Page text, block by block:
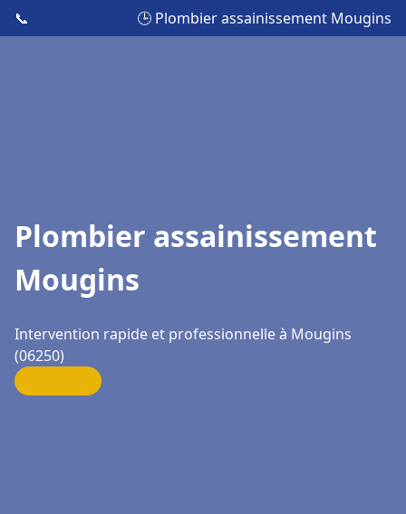
📞 🕒 Plombier assainissement Mougins
Plombier assainissement
Mougins
Intervention rapide et professionnelle à Mougins
(06250)